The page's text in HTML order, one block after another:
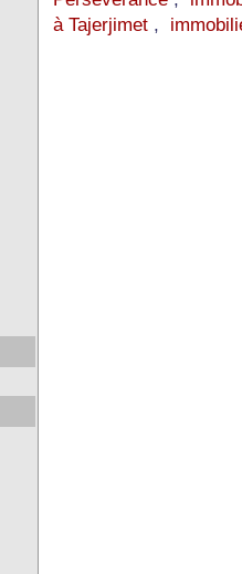
à Tajerjimet,